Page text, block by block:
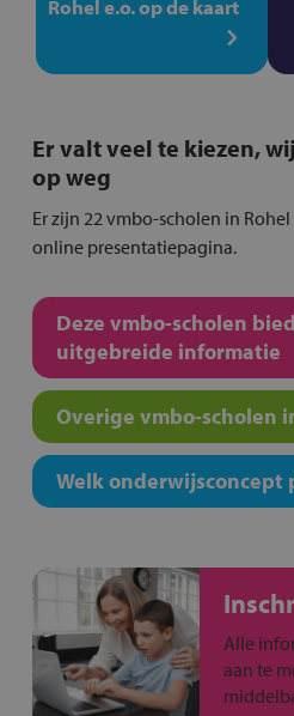
Rohel e.o. op de kaart
Er valt veel te kiezen,
op weg
Er zijn 22 vmbo-scholen in
online presentatiepagina.
Deze vmbo-scholen
uitgebreide informatie
Overige vmbo-scholen
Welk onderwijsconcept
Alle
aan te